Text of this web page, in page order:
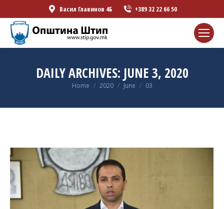
Васил Главинов 4Б +389 32 22 66 50
DAILY ARCHIVES: JUNE 3, 2020
You are here:
Home 2020 June 03